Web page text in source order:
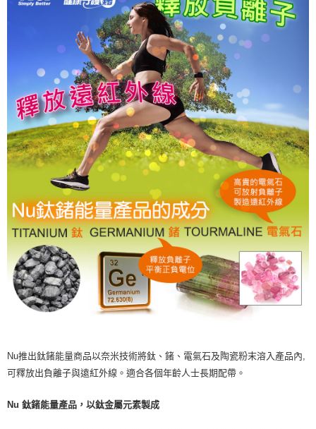
貨運
每筆NT$80，滿NT$490(含以上)免運費
海外宅配EMS
Nu推出鈦鍺能量商品以奈米技術將鈦、鍺、電氣石及陶瓷粉末溶入產品內,
可釋放出負離子與遠紅外線。適合各個年齡人士長期配帶。
Nu 鈦鍺能量產品，以鈦金屬元素製成